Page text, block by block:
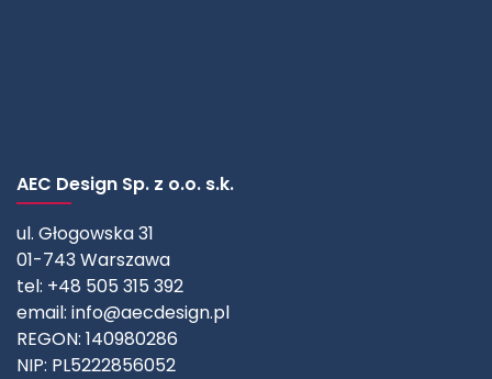
AEC Design Sp. z o.o. s.k.
ul. Głogowska 31
01-743 Warszawa
tel: +48 505 315 392
email: info@aecdesign.pl
REGON: 140980286
NIP: PL5222856052